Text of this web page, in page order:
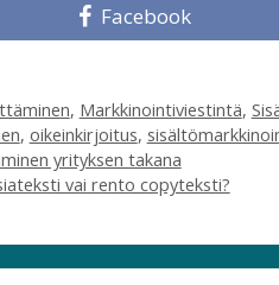
Share
on
Facebook
, Markkinointiviestintä,
, oikeinkirjoitus,
yrityksen takana
vai rento copyteksti?